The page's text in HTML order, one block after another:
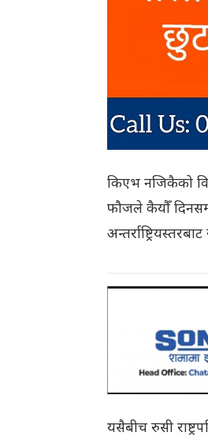
किएभ नजिकैको
फौजले कैयौँ
यसैबीच रुसी